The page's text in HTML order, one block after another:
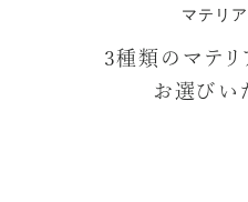
マテリ
3種類のマテリ
お選びい